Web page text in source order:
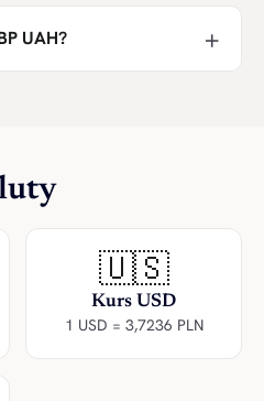
UAH?
🇺🇸
Kurs USD
1 USD = 3,7236 PLN